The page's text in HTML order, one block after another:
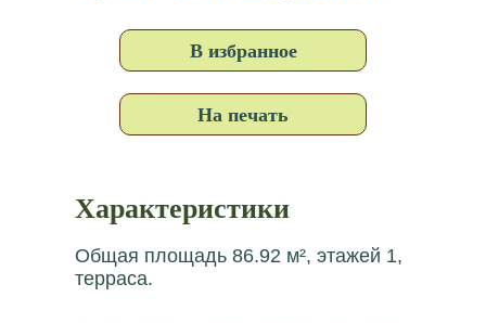
В избранное
На печать
Характеристики
Общая площадь 86.92 м², этажей 1,
терраса.